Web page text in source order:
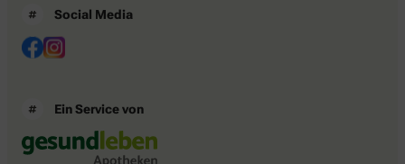
Social Media
Ein Service von